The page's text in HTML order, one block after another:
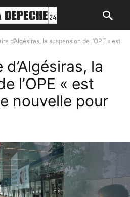
d’Algésiras, la suspension de l’OPE « est
la
l’OPE « est
nouvelle pour